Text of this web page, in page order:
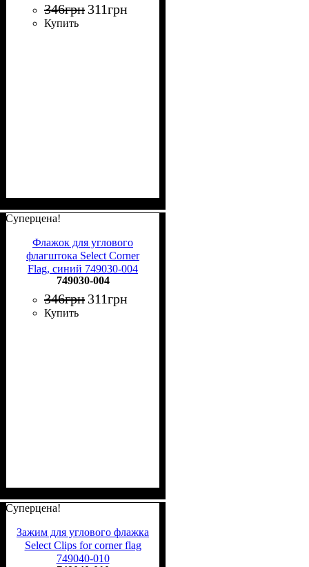
346грн 311грн
Купить
Суперцена!
Флажок для углового
флагштока Select Corner
Flag, синий 749030-004
749030-004
346грн 311грн
Купить
Суперцена!
Зажим для углового флажка
Select Clips for corner flag
749040-010